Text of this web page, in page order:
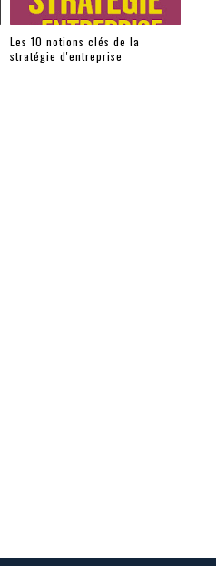
Les 10 notions clés de la
stratégie d'entreprise